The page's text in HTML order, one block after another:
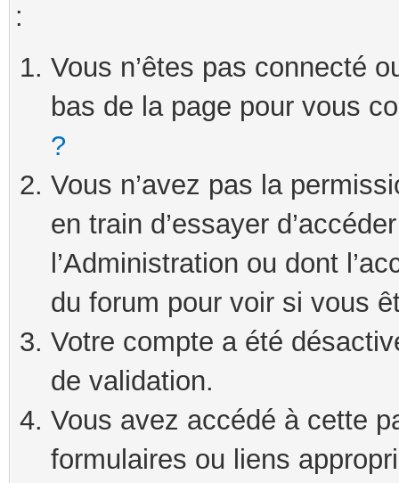
:
Vous n’êtes pas connecté
bas de la page pour vous
?
Vous n’avez pas la
en train d’essayer
l’Administration ou dont
du forum pour voir si vous
Votre compte a été
de validation.
Vous avez accédé à cette
formulaires ou liens